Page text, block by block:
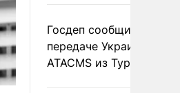
Госдеп сообщил о
передаче Украине
ATACMS из Турции